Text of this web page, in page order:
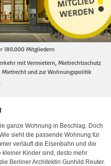
180.000 Mitgliedern
mit Vermietern, Mietrechtsschutz
und zur Wohnungspolitik
ganze Wohnung in Beschlag. Doch
sieht die passende Wohnung für
verläuft die Eisenbahn und die
Kinder sind, desto mehr
Berliner Architektin Gunhild Reuter.